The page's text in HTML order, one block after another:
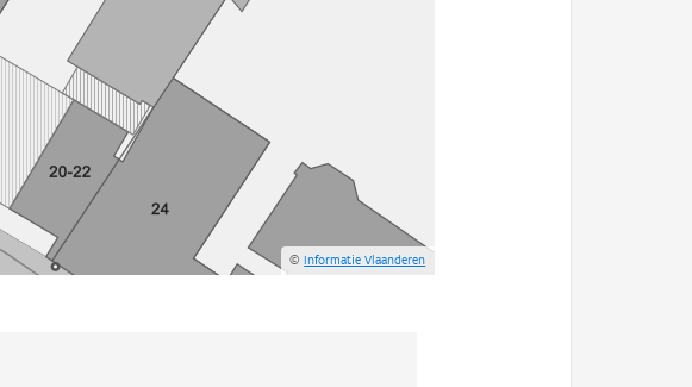
©Informatie Vlaanderen